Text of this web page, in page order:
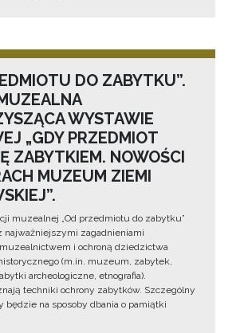
DO ZABYTKU”.
WYSTAWIE
„GDY PRZEDMIOT
ZABYTKIEM. NOWOŚCI
MUZEUM ZIEMI
muzealnej „Od przedmiotu do zabytku”
najważniejszymi zagadnieniami
i ochroną dziedzictwa
(m.in. muzeum, zabytek,
archeologiczne, etnografia).
techniki ochrony zabytków. Szczególny
będzie na sposoby dbania o pamiątki